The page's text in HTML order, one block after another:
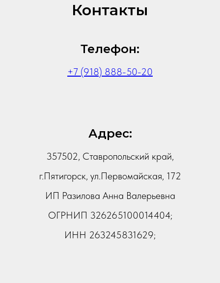
Контакты
Телефон:
+7 (918) 888-50-20
Адрес:
357502, Ставропольский край,
г.Пятигорск, ул.Первомайская, 172
ИП Разилова Анна Валерьевна
ОГРНИП 326265100014404;
ИНН 263245831629;